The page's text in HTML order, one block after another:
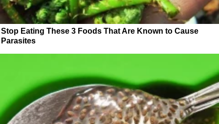
Stop Eating These 3 Foods That Are Known to Cause
Parasites